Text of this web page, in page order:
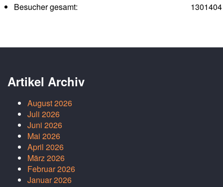
1301404
Besucher gesamt:
Artikel Archiv
August 2026
Juli 2026
Juni 2026
Mai 2026
April 2026
März 2026
Februar 2026
Januar 2026